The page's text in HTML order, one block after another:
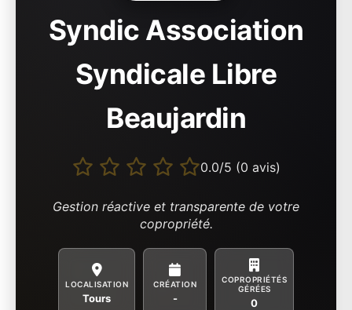
Syndic Association
Syndicale Libre
Beaujardin
0.0/5 (0 avis)
Gestion réactive et transparente de votre
copropriété.
LOCALISATION
Tours
CRÉATION
-
COPROPRIÉTÉS
GÉRÉES
0